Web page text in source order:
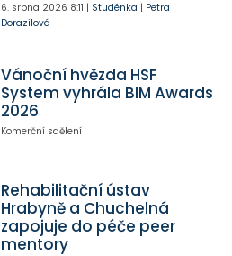
6. srpna 2026 8:11 | Studénka | Petra
Dorazilová
Vánoční hvězda HSF
System vyhrála BIM Awards
2026
Komerční sdělení
Rehabilitační ústav
Hrabyně a Chuchelná
zapojuje do péče peer
mentory